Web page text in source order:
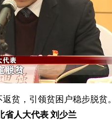
贫，引领贫困户稳步脱贫。
省人大代表 刘少兰